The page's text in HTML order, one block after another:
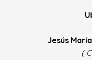
Jesús
(